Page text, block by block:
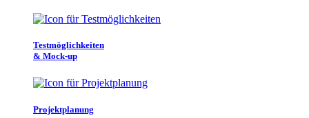
Testmöglichkeiten
& Mock-up
Projektplanung